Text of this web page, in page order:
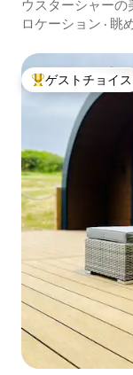
ウスターシャーの
ロケーション · 眺
大好評のゲストチ
ゲストチョイス